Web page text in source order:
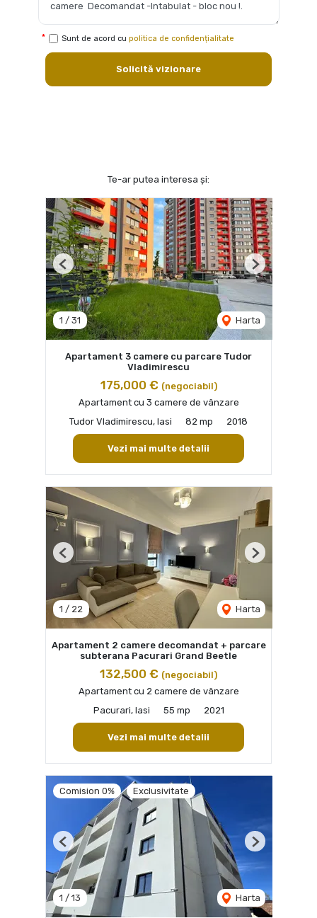
Sunt de acord cu politica de confidențialitate
Solicită vizionare
Te-ar putea interesa și:
1 / 31 Harta
Previous Next
Apartament 3 camere cu parcare Tudor
Vladimirescu
175,000 € (negociabil)
Apartament cu 3 camere de vânzare
Tudor Vladimirescu, Iasi
82 mp 2018
Vezi mai multe detalii
1 / 22 Harta
Previous Next
Apartament 2 camere decomandat + parcare
subterana Pacurari Grand Beetle
132,500 € (negociabil)
Apartament cu 2 camere de vânzare
Pacurari, Iasi
55 mp 2021
Vezi mai multe detalii
Comision 0% Exclusivitate
1 / 13 Harta
Previous Next